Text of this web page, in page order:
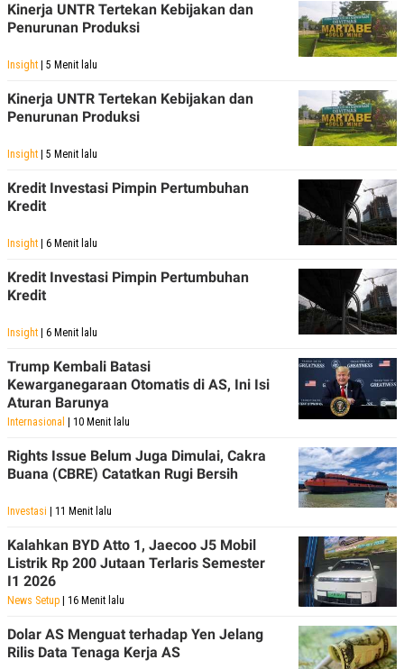
Kinerja UNTR Tertekan Kebijakan dan
Penurunan Produksi
Insight | 5 Menit lalu
Kinerja UNTR Tertekan Kebijakan dan
Penurunan Produksi
Insight | 5 Menit lalu
Kredit Investasi Pimpin Pertumbuhan
Kredit
Insight | 6 Menit lalu
Kredit Investasi Pimpin Pertumbuhan
Kredit
Insight | 6 Menit lalu
Trump Kembali Batasi
Kewarganegaraan Otomatis di AS, Ini Isi
Aturan Barunya
Internasional | 10 Menit lalu
Rights Issue Belum Juga Dimulai, Cakra
Buana (CBRE) Catatkan Rugi Bersih
Investasi | 11 Menit lalu
Kalahkan BYD Atto 1, Jaecoo J5 Mobil
Listrik Rp 200 Jutaan Terlaris Semester
I1 2026
News Setup | 16 Menit lalu
Dolar AS Menguat terhadap Yen Jelang
Rilis Data Tenaga Kerja AS